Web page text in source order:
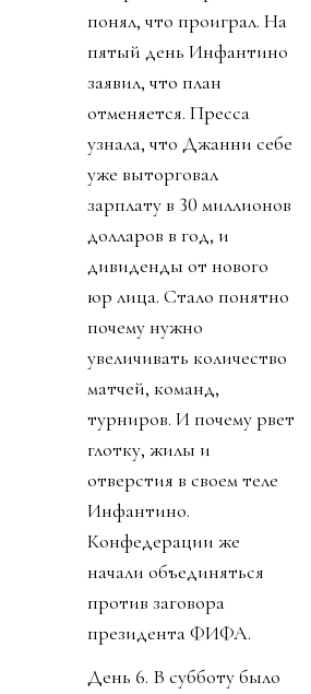
понял, что проиграл. На
пятый день Инфантино
заявил, что план
отменяется. Пресса
узнала, что Джанни себе
уже выторговал
зарплату в 30 миллионов
долларов в год, и
дивиденды от нового
юр лица. Стало понятно
почему нужно
увеличивать количество
матчей, команд,
турниров. И почему рвет
глотку, жилы и
отверстия в своем теле
Инфантино.
Конфедерации же
начали объединяться
против заговора
президента ФИФА.
День 6. В субботу было